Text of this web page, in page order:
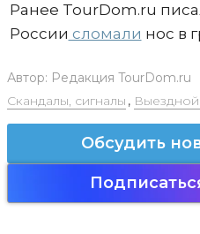
Ранее TourDom.ru
России сломали нос в
Автор: Редакция TourDom.ru
Скандалы, сигналы ,
Обсудить